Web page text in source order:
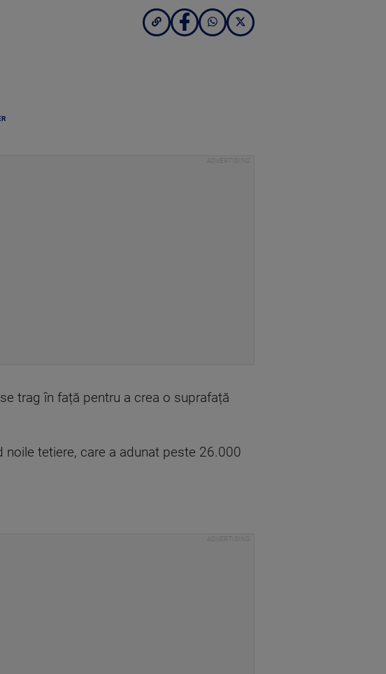
trag în față pentru a crea o suprafață
tetiere, care a adunat peste 26.000